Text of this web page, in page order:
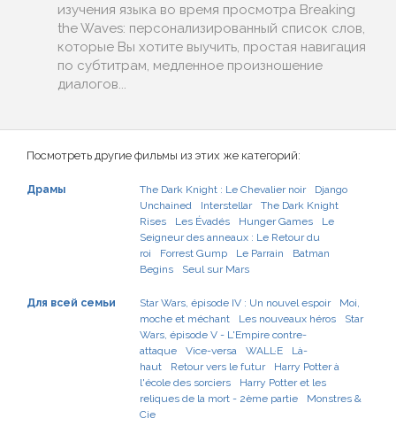
изучения языка во время просмотра Breaking
the Waves: персонализированный список слов,
которые Вы хотите выучить, простая навигация
по субтитрам, медленное произношение
диалогов...
Посмотреть другие фильмы из этих же категорий:
Драмы The Dark Knight : Le Chevalier noir
Django
Unchained
Interstellar
The Dark Knight
Rises
Les Évadés Hunger Games
Le
Seigneur des anneaux : Le Retour du
roi
Forrest Gump Le Parrain
Batman
Begins
Seul sur Mars
Для всей семьи Star Wars, épisode IV : Un nouvel espoir
Moi,
moche et méchant
Les nouveaux héros
Star
Wars, épisode V - L'Empire contre-
attaque
Vice-versa WALL·E
Là-
haut
Retour vers le futur
Harry Potter à
l'école des sorciers
Harry Potter et les
reliques de la mort - 2ème partie
Monstres &
Cie